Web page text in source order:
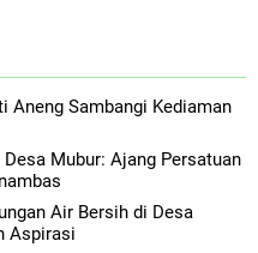
Aneng Sambangi Kediaman
Mubur: Ajang Persatuan
Air Bersih di Desa
Aspirasi